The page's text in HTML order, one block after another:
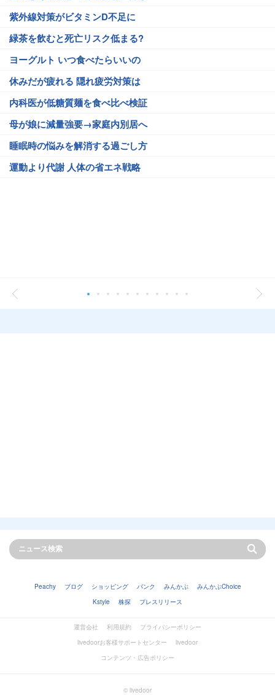
紫外線対策がビタミンD不足に
緑茶を飲むと死亡リスク低まる?
ヨーグルト いつ食べたらいいの
休みだが疲れる 隠れ疲労対策は
内科医が低糖質麺を食べ比べ検証
母が娘に減量強要→家庭内別居へ
睡眠時の悩みを解消する過ごし方
運動より代謝 人体の省エネ戦略
Peachy ブログ ショッピング バンク みんかぶ
みんかぶChoice
Kstyle
株探 プレスリリース
運営会社 利用規約
プライバシーポリシー
livedoorお客様サポートセンター
livedoor
コンテンツ・広告ポリシー
© livedoor